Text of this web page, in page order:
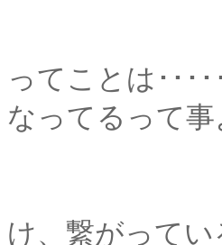
「ねぇ、
ってことは･･･
なってるって事
「まぁ
「同時に
け、繋がって